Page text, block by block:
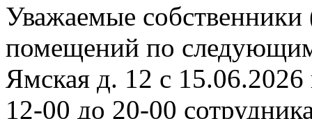
Уважаемые
помещений по
Ямская д. 12 с
12-00 до 20-00